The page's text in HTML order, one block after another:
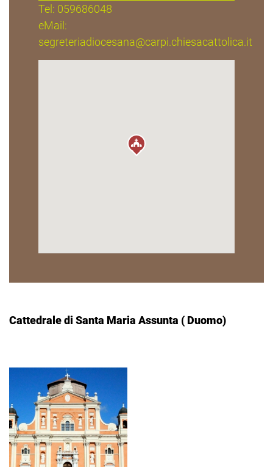
Tel: 059686048
eMail:
segreteriadiocesana@carpi.chiesacattolica.it
Cattedrale di Santa Maria Assunta ( Duomo)